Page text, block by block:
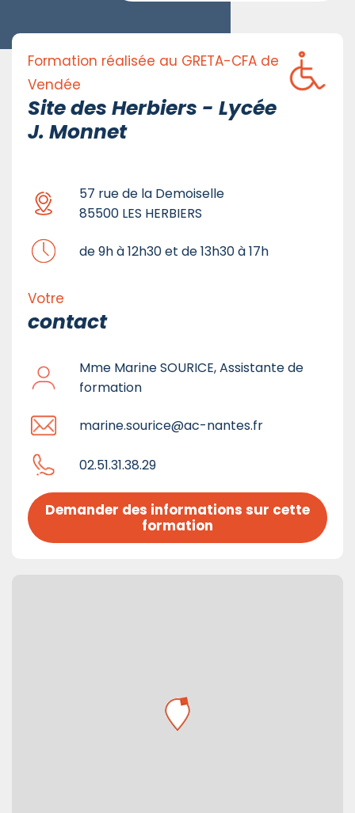
Formation réalisée au GRETA-CFA de
Vendée
Site des Herbiers - Lycée
J. Monnet
57 rue de la Demoiselle
85500 LES HERBIERS
de 9h à 12h30 et de 13h30 à 17h
Votre
contact
Mme Marine SOURICE, Assistante de
formation
marine.sourice@ac-nantes.fr
02.51.31.38.29
Demander des informations sur cette
formation